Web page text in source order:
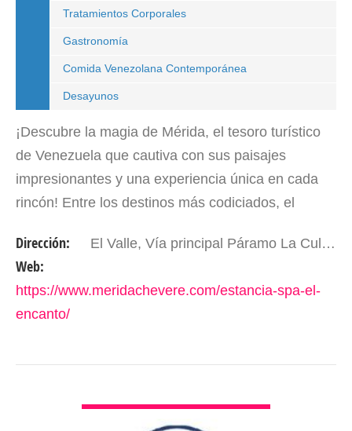
Tratamientos Corporales
Gastronomía
Comida Venezolana Contemporánea
Desayunos
¡Descubre la magia de Mérida, el tesoro turístico
de Venezuela que cautiva con sus paisajes
impresionantes y una experiencia única en cada
rincón! Entre los destinos más codiciados, el
tranquilidad y…
Dirección: El Valle, Vía principal Páramo La Culata, sector La Vergara. Mérida – Edo. Mérida, Venezuela
Web:
https://www.meridachevere.com/estancia-spa-el-
encanto/